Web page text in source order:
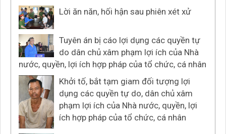
Lời ăn năn, hối hận sau phiên xét xử
Tuyên án bị cáo lợi dụng các quyền tự
do dân chủ xâm phạm lợi ích của Nhà
nước, quyền, lợi ích hợp pháp của tổ chức, cá nhân
Khởi tố, bắt tạm giam đối tượng lợi
dụng các quyền tự do, dân chủ xâm
phạm lợi ích của Nhà nước, quyền, lợi
ích hợp pháp của tổ chức, cá nhân